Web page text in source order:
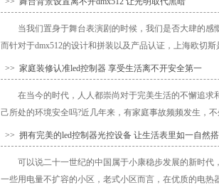
当我们置身于舞台表演剧的时候，我们是否大肆的感
而针对于dmx512的设计和拼装以及产品认证，上海欧切
>> 家庭装修认准led控制器 享受生活离不开安全第一
在当今的时代，人人都崇尚对于完美生活的不懈追
己所处的环境安全吗?近几年来，有家庭事故频频发生，
>> 拥有完美的led控制器光控设备 让生活表里如一自然
可以说二十一世纪的中国属于小康稳步发展的新时
一些用电量不扩容的小区，老式小区而言，在优质的电热